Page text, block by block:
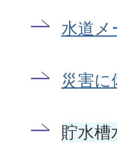
水道メ
災害に
貯水槽